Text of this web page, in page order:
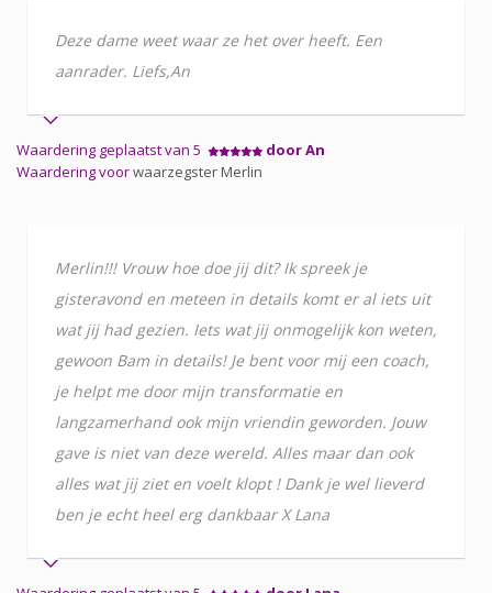
Deze dame weet waar ze het over heeft. Een
aanrader. Liefs,An
Waardering geplaatst van 5
door An
Waardering voorwaarzegster Merlin
Merlin!!! Vrouw hoe doe jij dit? Ik spreek je
gisteravond en meteen in details komt er al iets uit
wat jij had gezien. Iets wat jij onmogelijk kon weten,
gewoon Bam in details! Je bent voor mij een coach,
je helpt me door mijn transformatie en
langzamerhand ook mijn vriendin geworden. Jouw
gave is niet van deze wereld. Alles maar dan ook
alles wat jij ziet en voelt klopt ! Dank je wel lieverd
ben je echt heel erg dankbaar X Lana